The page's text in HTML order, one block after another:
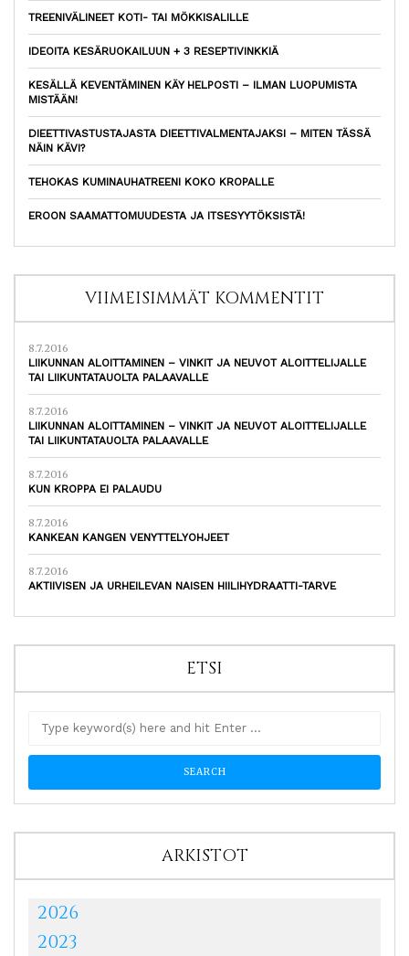
TREENIVÄLINEET KOTI- TAI MÖKKISALILLE
IDEOITA KESÄRUOKAILUUN + 3 RESEPTIVINKKIÄ
KESÄLLÄ KEVENTÄMINEN KÄY HELPOSTI – ILMAN LUOPUMISTA
MISTÄÄN!
DIEETTIVASTUSTAJASTA DIEETTIVALMENTAJAKSI – MITEN TÄSSÄ
NÄIN KÄVI?
TEHOKAS KUMINAUHATREENI KOKO KROPALLE
EROON SAAMATTOMUUDESTA JA ITSESYYTÖKSISTÄ!
VIIMEISIMMÄT KOMMENTIT
8.7.2016
LIIKUNNAN ALOITTAMINEN – VINKIT JA NEUVOT ALOITTELIJALLE
TAI LIIKUNTATAUOLTA PALAAVALLE
8.7.2016
LIIKUNNAN ALOITTAMINEN – VINKIT JA NEUVOT ALOITTELIJALLE
TAI LIIKUNTATAUOLTA PALAAVALLE
8.7.2016
KUN KROPPA EI PALAUDU
8.7.2016
KANKEAN KANGEN VENYTTELYOHJEET
8.7.2016
AKTIIVISEN JA URHEILEVAN NAISEN HIILIHYDRAATTI-TARVE
ETSI
ARKISTOT
2026
2023